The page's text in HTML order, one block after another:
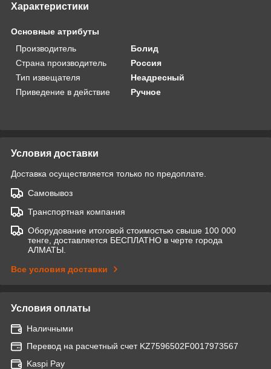
Характеристики
Основные атрибуты
Производитель
Болид
Страна производитель
Россия
Тип извещателя
Неадресный
Приведение в действие
Ручное
Условия доставки
Доставка осуществляется только по предоплате.
Самовывоз
Транспортная компания
Оборудование итоговой стоимостью свыше 100 000
тенге, доставляется БЕСПЛАТНО в черте города
АЛМАТЫ.
Все условия доставки
Условия оплаты
Наличными
Перевод на расчетный счет KZ7596502F0017973567
Kaspi Pay